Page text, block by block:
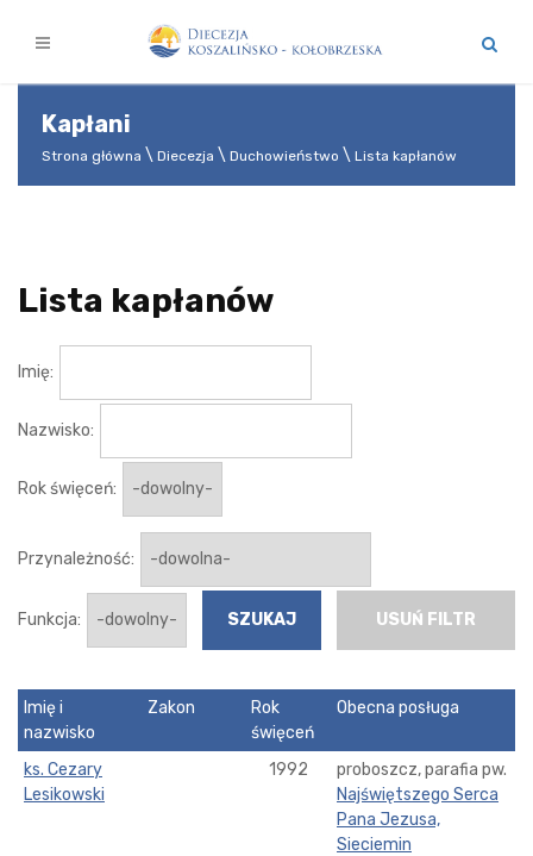
Kapłani
Strona główna Diecezja Duchowieństwo Lista kapłanów
Lista kapłanów
Imię:
Nazwisko:
Rok święceń:
Przynależność:
Funkcja: USUŃ FILTR
Imię i
nazwisko
Zakon
Rok
święceń
Obecna posługa
ks. Cezary
Lesikowski
1992
proboszcz, parafia pw.
Najświętszego Serca
Pana Jezusa,
Sieciemin